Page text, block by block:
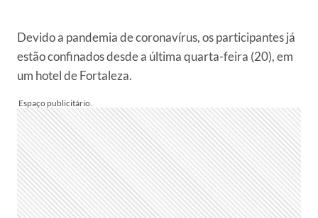
Devido a pandemia de coronavírus, os participantes já
estão confinados desde a última quarta-feira (20), em
um hotel de Fortaleza.